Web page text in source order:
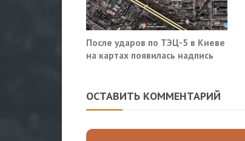
После ударов по ТЭЦ-5 в Киеве
на картах появилась надпись
ОСТАВИТЬ КОММЕНТАРИЙ